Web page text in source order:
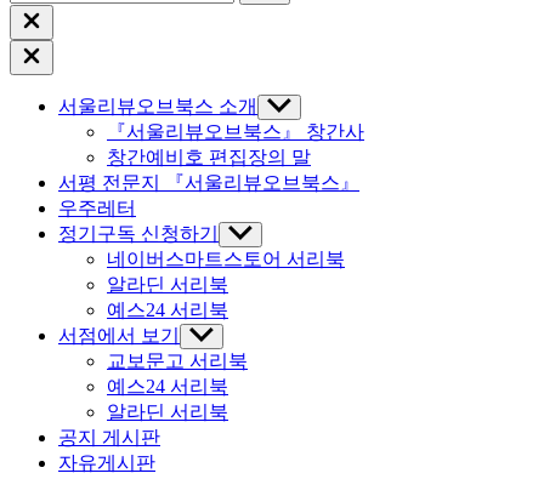
색:Close
search
Close
Off
서울리뷰오브북스 소개
Show
sub
menu
『서울리뷰오브북스』 창간사
창간예비호 편집장의 말
서평 전문지 『서울리뷰오브북스』
우주레터
정기구독 신청하기
Show
sub
menu
네이버스마트스토어 서리북
알라딘 서리북
예스24 서리북
서점에서 보기
Show
sub
menu
교보문고 서리북
예스24 서리북
알라딘 서리북
공지 게시판
자유게시판